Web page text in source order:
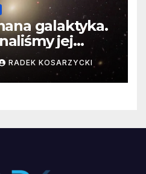
galaktyka.
jej
RADEK KOSARZYCKI